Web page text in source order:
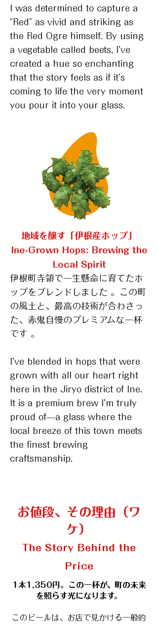
I was determined to capture a
"Red" as vivid and striking as
the Red Ogre himself. By using
a vegetable called beets, I’ve
created a hue so enchanting
that the story feels as if it’s
coming to life the very moment
you pour it into your glass.
地域を醸す「伊根産ホップ」
Ine-Grown Hops: Brewing the
Local Spirit
​伊根町寺領で一生懸命に育てたホ
ップをブレンドしました 。この町
の風土と、最高の技術が合わさっ
た、赤鬼自慢のプレミアムな一杯
です 。
I’ve blended in hops that were
grown with all our heart right
here in the Jiryo district of Ine.
It is a premium brew I’m truly
proud of—a glass where the
local breeze of this town meets
the finest brewing
craftsmanship.
​お値段、その理由（ワ
ケ）
The Story Behind the
Price
1本1,350円。この一杯が、町の未来
を照らす光になります。
このビールは、お店で見かける一般的